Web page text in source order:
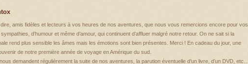
dire, amis fidèles et lecteurs à vos heures de nos aventures, que nous vous remercions encore pour vos
d’humour et même d’amour, qui continuent d’affluer malgré notre retour. On ne sait si la
rend plus sensible les âmes mais les émotions sont bien présentes. Merci ! En cadeau du jour, une
de notre première année de voyage en Amérique du sud.
demandent régulièrement la suite de nos aventures, la parution éventuelle d’un livre, d’un DVD, etc…